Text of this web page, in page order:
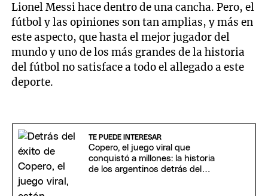
Lionel Messi hace dentro de una cancha. Pero, el
fútbol y las opiniones son tan amplias, y más en
este aspecto, que hasta el mejor jugador del
mundo y uno de los más grandes de la historia
del fútbol no satisface a todo el allegado a este
deporte.
TE PUEDE INTERESAR
Copero, el juego viral que
conquistó a millones: la historia
de los argentinos detrás del